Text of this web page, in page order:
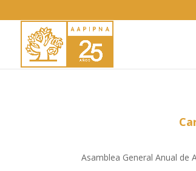
Asamblea General Anual de